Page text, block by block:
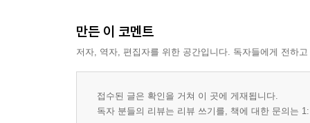
만든 이 코멘트
저자, 역자, 편집자를 위한 공간입니다. 독자들에게 전하
접수된 글은 확인을 거쳐 이 곳에 게재됩니다.
독자 분들의 리뷰는 리뷰 쓰기를, 책에 대한 문의는